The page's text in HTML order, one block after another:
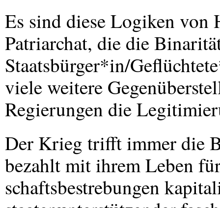
Es sind diese Logiken von
Patriarchat, die die
Staatsbürger*in/
viele weitere
Regierungen die
Der Krieg trifft immer die
bezahlt mit ihrem Leben
schaftsbestrebungen